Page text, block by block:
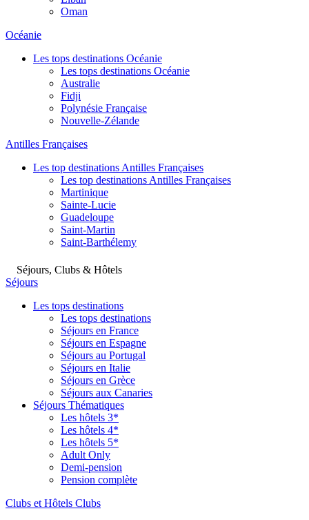
Oman
Océanie
Les tops destinations Océanie
Les tops destinations Océanie
Australie
Fidji
Polynésie Française
Nouvelle-Zélande
Antilles Françaises
Les top destinations Antilles Françaises
Les top destinations Antilles Françaises
Martinique
Sainte-Lucie
Guadeloupe
Saint-Martin
Saint-Barthélemy
Séjours, Clubs & Hôtels
Séjours
Les tops destinations
Les tops destinations
Séjours en France
Séjours en Espagne
Séjours au Portugal
Séjours en Italie
Séjours en Grèce
Séjours aux Canaries
Séjours Thématiques
Les hôtels 3*
Les hôtels 4*
Les hôtels 5*
Adult Only
Demi-pension
Pension complète
Clubs et Hôtels Clubs